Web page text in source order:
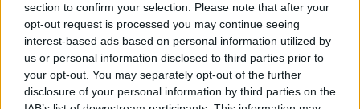
section to confirm your selection. Please note that after your
opt-out request is processed you may continue seeing
interest-based ads based on personal information utilized by
us or personal information disclosed to third parties prior to
your opt-out. You may separately opt-out of the further
disclosure of your personal information by third parties on the